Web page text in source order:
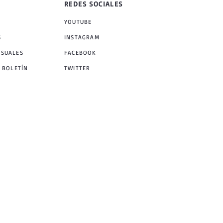
BOLETÍN
REDES SOCIALES
YOUTUBE
INSTAGRAM
FACEBOOK
TWITTER